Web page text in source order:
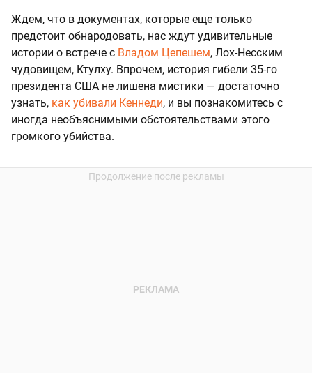
Ждем, что в документах, которые еще только
предстоит обнародовать, нас ждут удивительные
истории о встрече с Владом Цепешем, Лох-Несским
чудовищем, Ктулху. Впрочем, история гибели 35-го
президента США не лишена мистики — достаточно
узнать, как убивали Кеннеди, и вы познакомитесь с
иногда необъяснимыми обстоятельствами этого
громкого убийства.